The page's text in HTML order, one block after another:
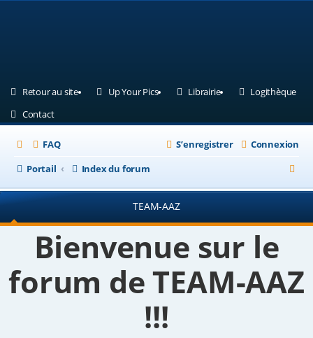
Retour au site(Ouvre un nouvel onglet)
Up Your Pics(Ouvre un nouvel onglet)
Librairie(Ouvre un nouvel
Logithèque
Contact(Ouvre un nouvel onglet)
FAQ Connexion
S’enregistrer
Portail
Index du forum
e
h
r
c
TEAM-AAZ
Bienvenue sur le
forum de TEAM-AAZ
!!!